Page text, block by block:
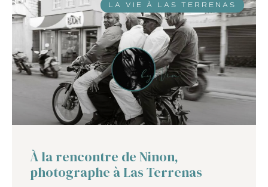
LA VIE À LAS TERRENAS
À la rencontre de Ninon,
photographe à Las Terrenas